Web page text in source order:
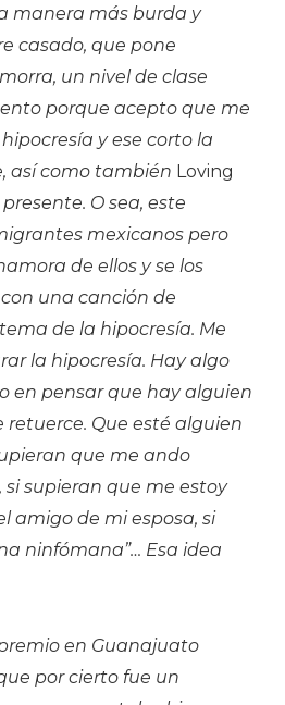
manera más burda y
casado, que pone
un nivel de clase
porque acepto que me
y ese corto la
así como también Loving
O sea, este
mexicanos pero
de ellos y se los
una canción de
de la hipocresía. Me
la hipocresía. Hay algo
en pensar que hay alguien
retuerce. Que esté alguien
que me ando
supieran que me estoy
amigo de mi esposa, si
ninfómana”… Esa idea
en Guanajuato
por cierto fue un